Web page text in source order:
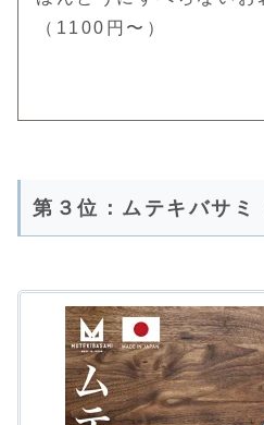
（1100円〜）
第３位：ムテキバサミ